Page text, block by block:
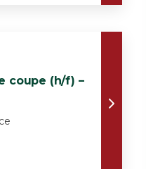
coupe (h/f) –